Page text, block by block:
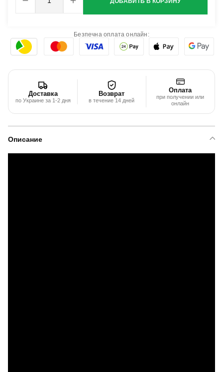
Безпечна оплата онлайн:
Доставка
по Украине за 1-2 дня
Возврат
в течение 14 дней
Оплата
при получении или
онлайн
Описание